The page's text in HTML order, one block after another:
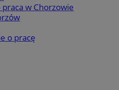
praca w Chorzowie
o pracę